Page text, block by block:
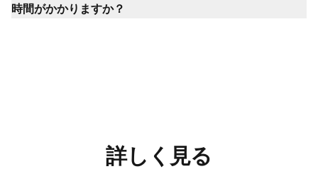
時間がかかりますか？
詳しく見る